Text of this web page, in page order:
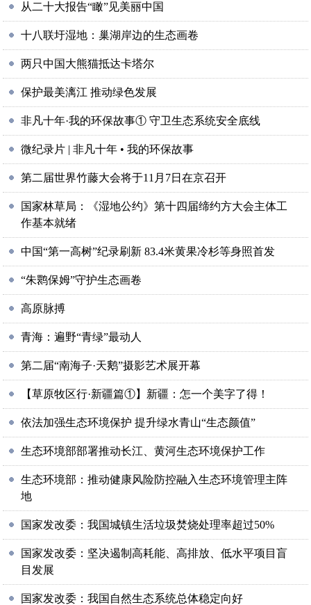
从二十大报告“瞰”见美丽中国
十八联圩湿地：巢湖岸边的生态画卷
两只中国大熊猫抵达卡塔尔
保护最美漓江 推动绿色发展
非凡十年·我的环保故事① 守卫生态系统安全底线
微纪录片 | 非凡十年 • 我的环保故事
第二届世界竹藤大会将于11月7日在京召开
国家林草局：《湿地公约》第十四届缔约方大会主体工
作基本就绪
中国“第一高树”纪录刷新 83.4米黄果冷杉等身照首发
“朱鹮保姆”守护生态画卷
高原脉搏
青海：遍野“青绿”最动人
第二届“南海子·天鹅”摄影艺术展开幕
【草原牧区行·新疆篇①】新疆：怎一个美字了得！
依法加强生态环境保护 提升绿水青山“生态颜值”
生态环境部部署推动长江、黄河生态环境保护工作
生态环境部：推动健康风险防控融入生态环境管理主阵
地
国家发改委：我国城镇生活垃圾焚烧处理率超过50%
国家发改委：坚决遏制高耗能、高排放、低水平项目盲
目发展
国家发改委：我国自然生态系统总体稳定向好